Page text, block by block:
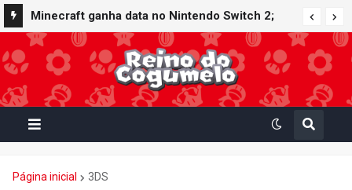
Minecraft ganha data no Nintendo Switch 2;
Super Mario Mash-Up receberá atualização
gráfica exclusiva
Página inicial 3DS